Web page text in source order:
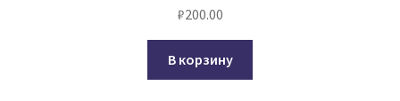
₽200.00
В корзину